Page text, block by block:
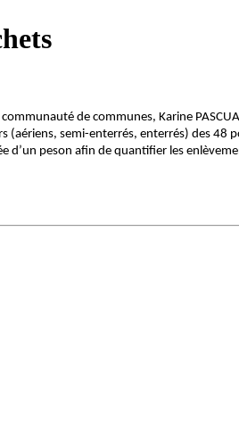
de communes, Karine
semi-enterrés, enterrés) des 48
d’un peson afin de quantifier les